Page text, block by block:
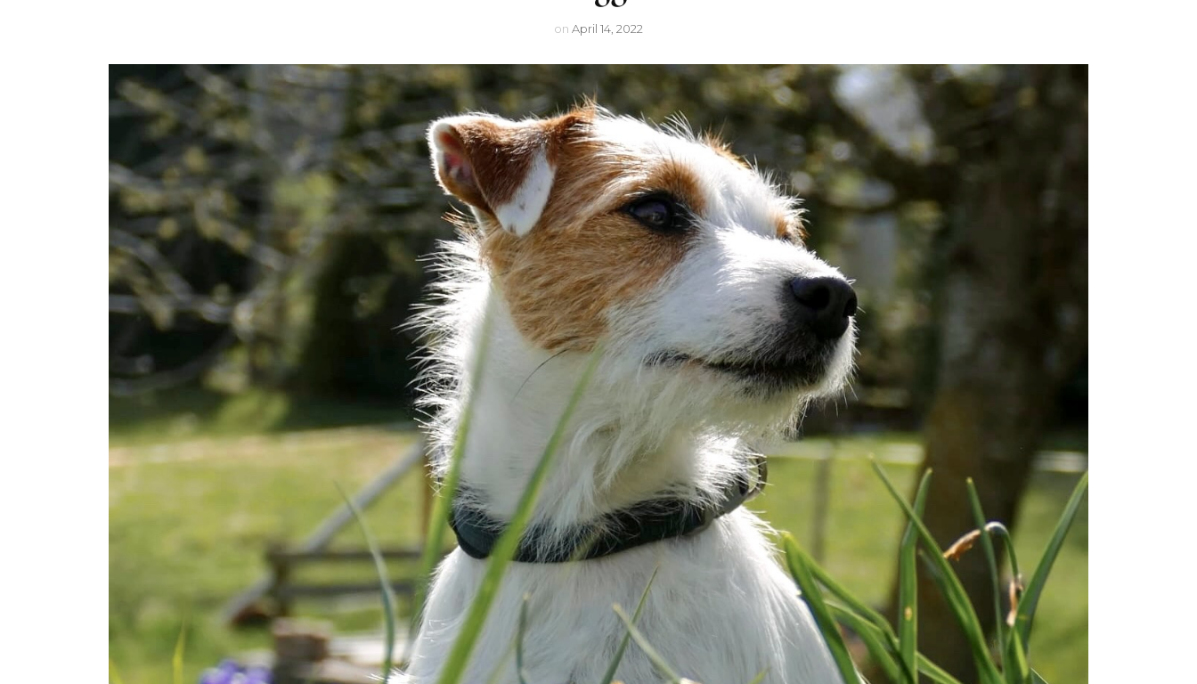
Lu
Nighty
Arwen
Cleo
Mexxi
on April 14, 2022